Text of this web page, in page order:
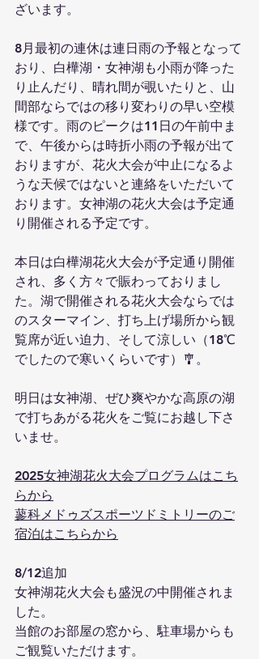
ざいます。
8月最初の連休は連日雨の予報となって
おり、白樺湖・女神湖も小雨が降った
り止んだり、晴れ間が覗いたりと、山
間部ならではの移り変わりの早い空模
様です。雨のピークは11日の午前中ま
で、午後からは時折小雨の予報が出て
おりますが、花火大会が中止になるよ
うな天候ではないと連絡をいただいて
おります。女神湖の花火大会は予定通
り開催される予定です。
本日は白樺湖花火大会が予定通り開催
され、多く方々で賑わっておりまし
た。湖で開催される花火大会ならでは
のスターマイン、打ち上げ場所から観
覧席が近い迫力、そして涼しい（18℃
でしたので寒いくらいです）🎐。
明日は女神湖、ぜひ爽やかな高原の湖
で打ちあがる花火をご覧にお越し下さ
いませ。
2025女神湖花火大会プログラムはこち
らから
蓼科メドゥズスポーツドミトリーのご
宿泊はこちらから
8/12追加
女神湖花火大会も盛況の中開催されま
した。
当館のお部屋の窓から、駐車場からも
ご観覧いただけます。